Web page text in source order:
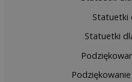
Statuetki
Statuetki